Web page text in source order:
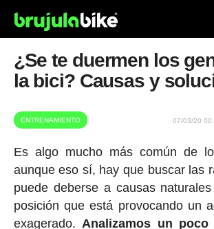
¿Se te duermen los
la bici? Causas y
ENTRENAMIENTO 07/03/20
Es algo mucho más común de
aunque eso sí, hay que buscar las
puede deberse a causas
posición que está provocando un
exagerado.Analizamos un